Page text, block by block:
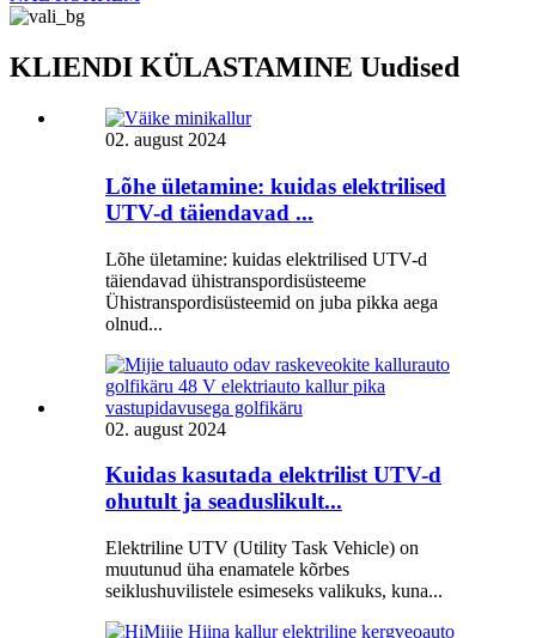
KLIENDI KÜLASTAMINE Uudised
02. august 2024
Lõhe ületamine: kuidas elektrilised
UTV-d täiendavad ...
Lõhe ületamine: kuidas elektrilised UTV-d
täiendavad ühistranspordisüsteeme
Ühistranspordisüsteemid on juba pikka aega
olnud...
02. august 2024
Kuidas kasutada elektrilist UTV-d
ohutult ja seaduslikult...
Elektriline UTV (Utility Task Vehicle) on
muutunud üha enamatele kõrbes
seiklushuvilistele esimeseks valikuks, kuna...